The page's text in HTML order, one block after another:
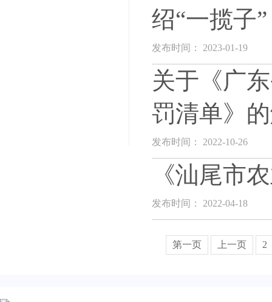
绍“一揽子
发布时间： 2023-01-19
关于《广
罚清单》
发布时间： 2022-10-26
《汕尾市
发布时间： 2022-04-18
第一页 上一页 2